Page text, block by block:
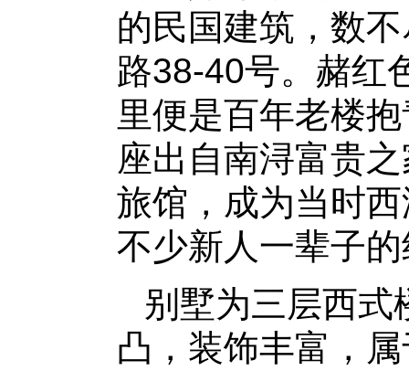
的民国建筑，数
路38-40号。赭红
里便是百年老楼
座出自南浔富贵
旅馆，成为当时
不少新人一辈子
别墅为三层西式
凸，装饰丰富，